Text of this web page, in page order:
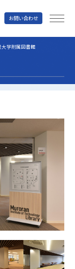
丸善雄松堂
お問い合わせ
大学附属図書館